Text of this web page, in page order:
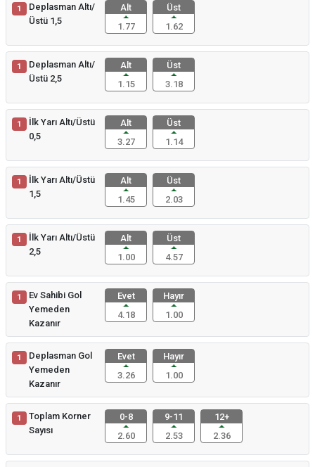
1
Deplasman Altı/
Üstü 1,5
Alt
1.77
Üst
1.62
1
Deplasman Altı/
Üstü 2,5
Alt
1.15
Üst
3.18
1
İlk Yarı Altı/Üstü
0,5
Alt
3.27
Üst
1.14
1
İlk Yarı Altı/Üstü
1,5
Alt
1.45
Üst
2.03
1
İlk Yarı Altı/Üstü
2,5
Alt
1.00
Üst
4.57
1
Ev Sahibi Gol
Yemeden
Kazanır
Evet
4.18
Hayır
1.00
1
Deplasman Gol
Yemeden
Kazanır
Evet
3.26
Hayır
1.00
1
Toplam Korner
Sayısı
0-8
2.60
9-11
2.53
12+
2.36